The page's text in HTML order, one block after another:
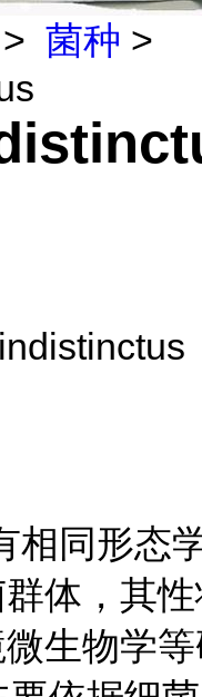
> 菌种 >
形态学
体，其
生物学